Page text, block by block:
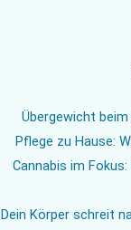
Übergewicht
Pflege zu Hause:
Cannabis im
Dein Körper schreit